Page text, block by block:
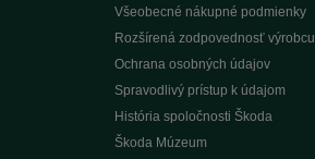
Všeobecné nákupné podmienky
Rozšírená zodpovednosť výrobcu
Ochrana osobných údajov
Spravodlivý prístup k údajom
História spoločnosti Škoda
Škoda Múzeum